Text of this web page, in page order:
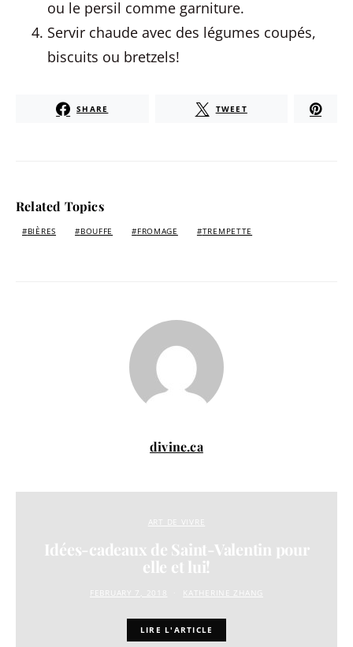
ou le persil comme garniture.
Servir chaude avec des légumes coupés,
biscuits ou bretzels!
SHARE TWEET
Related Topics
BIÈRES BOUFFE FROMAGE TREMPETTE
divine.ca
ART DE VIVRE
Idées-cadeaux de Saint-Valentin pour
elle et lui!
FEBRUARY 7, 2018 KATHERINE ZHANG
LIRE L'ARTICLE